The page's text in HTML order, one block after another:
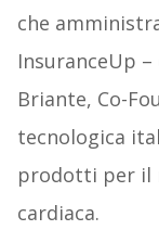
che
InsuranceUp
Briante, Co-
tecnologica
prodotti per il
cardiaca.